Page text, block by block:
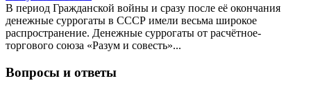
В период Гражданской войны и сразу после её окончания
денежные суррогаты в СССР имели весьма широкое
распространение. Денежные суррогаты от расчётное-
торгового союза «Разум и совесть»...
Вопросы и ответы